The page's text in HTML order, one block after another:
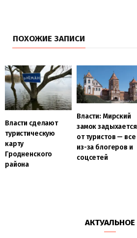
ПОХОЖИЕ ЗАПИСИ
Власти сделают
туристическую
карту
Гродненского
района
Власти: Мирский
замок задыхается
от туристов — все
из-за блогеров и
соцсетей
АКТУАЛЬНОЕ